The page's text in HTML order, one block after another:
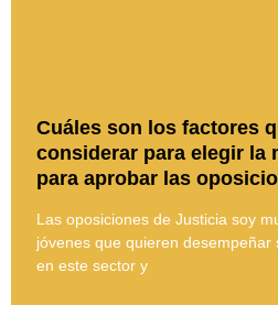
Cuáles son los factores
considerar para elegir la
para aprobar las
Las oposiciones de Justicia soy
jóvenes que quieren desempeñar
en este sector y